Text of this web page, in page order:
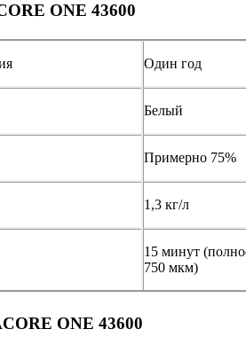
ONE 43600
Один год
Белый
Примерно 75%
1,3 кг/л
15 минут
750 мкм)
ONE 43600